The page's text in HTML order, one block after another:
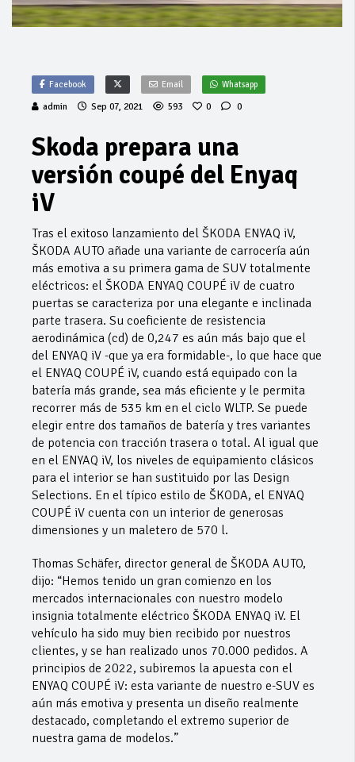
Facebook Email Whatsapp
admin Sep 07, 2021 593 0 0
Skoda prepara una
versión coupé del Enyaq
iV
Tras el exitoso lanzamiento del ŠKODA ENYAQ iV,
ŠKODA AUTO añade una variante de carrocería aún
más emotiva a su primera gama de SUV totalmente
eléctricos: el ŠKODA ENYAQ COUPÉ iV de cuatro
puertas se caracteriza por una elegante e inclinada
parte trasera. Su coeficiente de resistencia
aerodinámica (cd) de 0,247 es aún más bajo que el
del ENYAQ iV -que ya era formidable-, lo que hace que
el ENYAQ COUPÉ iV, cuando está equipado con la
batería más grande, sea más eficiente y le permita
recorrer más de 535 km en el ciclo WLTP. Se puede
elegir entre dos tamaños de batería y tres variantes
de potencia con tracción trasera o total. Al igual que
en el ENYAQ iV, los niveles de equipamiento clásicos
para el interior se han sustituido por las Design
Selections. En el típico estilo de ŠKODA, el ENYAQ
COUPÉ iV cuenta con un interior de generosas
dimensiones y un maletero de 570 l.
Thomas Schäfer, director general de ŠKODA AUTO,
dijo: “Hemos tenido un gran comienzo en los
mercados internacionales con nuestro modelo
insignia totalmente eléctrico ŠKODA ENYAQ iV. El
vehículo ha sido muy bien recibido por nuestros
clientes, y se han realizado unos 70.000 pedidos. A
principios de 2022, subiremos la apuesta con el
ENYAQ COUPÉ iV: esta variante de nuestro e-SUV es
aún más emotiva y presenta un diseño realmente
destacado, completando el extremo superior de
nuestra gama de modelos.”